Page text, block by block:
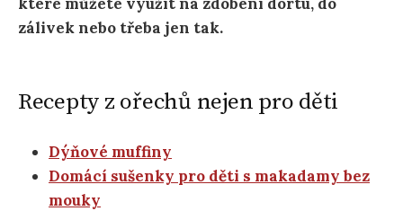
zálivek nebo třeba jen tak.
Recepty z ořechů nejen pro děti
Dýňové muffiny
Domácí sušenky pro děti s makadamy bez
mouky